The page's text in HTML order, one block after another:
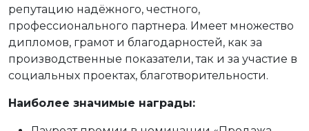
репутацию надёжного, честного,
профессионального партнера. Имеет множество
дипломов, грамот и благодарностей, как за
производственные показатели, так и за участие в
социальных проектах, благотворительности.
Наиболее значимые награды: